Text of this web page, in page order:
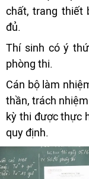
chất, trang thiết
đủ.
Thí sinh có ý
phòng thi.
Cán bộ làm
thần, trách
kỳ thi được thực
quy định.